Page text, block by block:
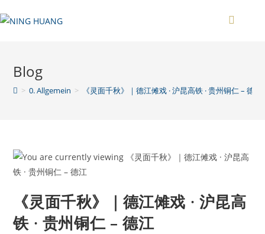
Inhalt
Blog
> 0. Allgemein > 《灵面千秋》｜德江傩戏 · 沪昆高铁 · 贵州铜仁 – 德江
《灵面千秋》｜德江傩戏 · 沪昆高
铁 · 贵州铜仁 – 德江